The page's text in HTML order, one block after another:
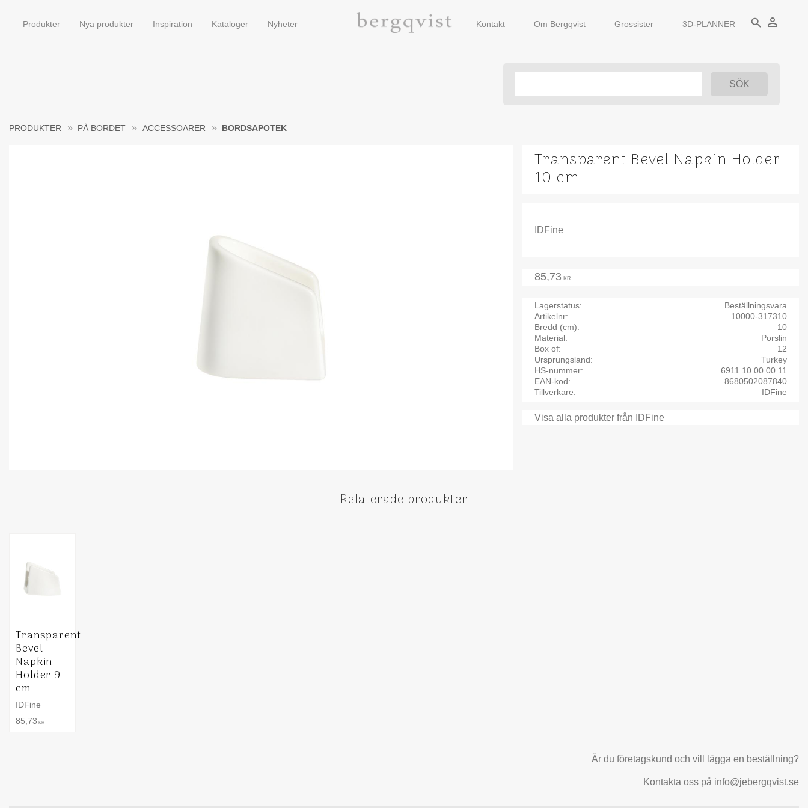
Produkter Nya produkter Inspiration Kataloger Nyheter Kontakt Om Bergqvist Grossister 3D-PLANNER search person_outline
PRODUKTER PÅ BORDET ACCESSOARER BORDSAPOTEK
Transparent Bevel Napkin Holder
10 cm
IDFine
85,73 KR
Lagerstatus
Beställningsvara
Artikelnr
10000-317310
Bredd (cm)
10
Material
Porslin
Box of
12
Ursprungsland
Turkey
HS-nummer
6911.10.00.00.11
EAN-kod
8680502087840
Tillverkare
IDFine
Visa alla produkter från IDFine
Relaterade produkter
Transparent
Bevel
Napkin
Holder 9
cm
IDFine
85,73 KR
Är du företagskund och vill lägga en beställning?
Kontakta oss på info@jebergqvist.se